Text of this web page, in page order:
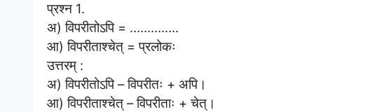
प्रश्न 1.
अ) विपरीतोऽपि = …………..
आ) विपरीताश्चेत् = प्रलोकः
उत्तरम् :
अ) विपरीतोऽपि – विपरीतः + अपि।
आ) विपरीताश्चेत् – विपरीताः + चेत्।